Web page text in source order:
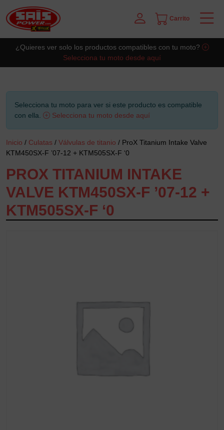
Carrito
¿Quieres ver solo los productos compatibles con tu moto?
Selecciona tu moto desde aquí
Selecciona tu moto para ver si este producto es compatible
con ella.
Selecciona tu moto desde aquí
Inicio / Culatas / Válvulas de titanio / ProX Titanium Intake Valve
KTM450SX-F ’07-12 + KTM505SX-F ‘0
PROX TITANIUM INTAKE
VALVE KTM450SX-F ’07-12 +
KTM505SX-F ‘0